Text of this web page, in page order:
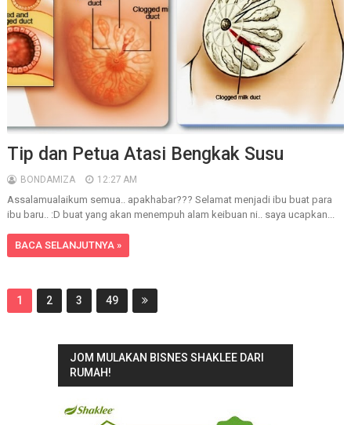
Tip dan Petua Atasi Bengkak Susu
BONDAMIZA 12:27 AM
Assalamualaikum semua.. apakhabar??? Selamat menjadi ibu buat para
ibu baru.. :D buat yang akan menempuh alam keibuan ni.. saya ucapkan...
BACA SELANJUTNYA »
1 2 3 49
JOM MULAKAN BISNES SHAKLEE DARI
RUMAH!